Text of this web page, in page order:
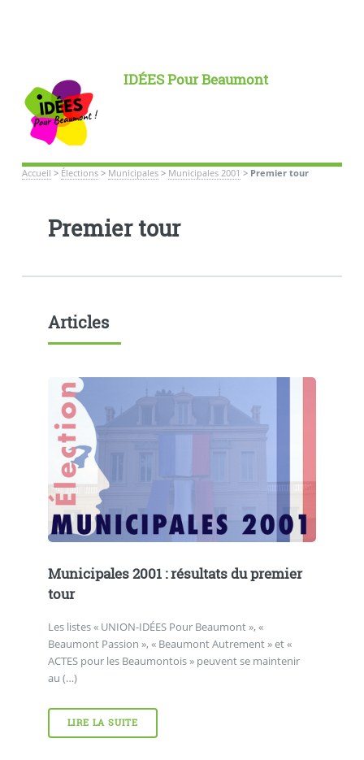
IDÉES Pour Beaumont
Accueil > Élections> Municipales> Municipales 2001 > Premier tour
Premier tour
Articles
Municipales 2001 : résultats du premier
tour
Les listes « UNION-IDÉES Pour Beaumont », «
Beaumont Passion », « Beaumont Autrement » et «
ACTES pour les Beaumontois » peuvent se maintenir
au (…)
LIRE LA SUITE